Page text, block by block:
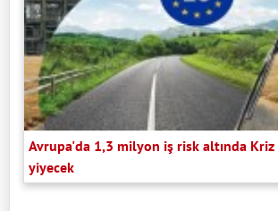
Avrupa'da 1,3 milyon iş risk altında Kriz
yiyecek